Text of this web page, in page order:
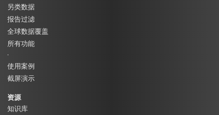
另类数据
报告过滤
全球数据覆盖
所有功能
·
使用案例
截屏演示
资源
知识库